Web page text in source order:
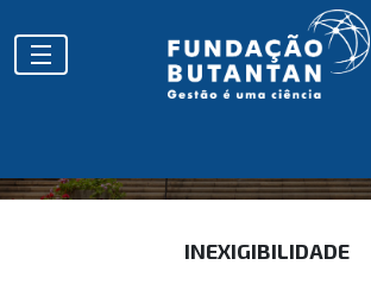
INEXIGIBILIDADE